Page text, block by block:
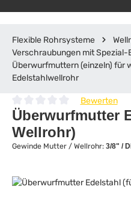
Flexible Rohrsysteme
Verschraubungen mit Spezial-
Überwurfmuttern (einzeln) für
Edelstahlwellrohr
Durchschnittliche Bewertung
Bewerten
Überwurfmutter
Wellrohr)
Gewinde Mutter / Wellrohr: 3/8" /
Bildergalerie überspringen